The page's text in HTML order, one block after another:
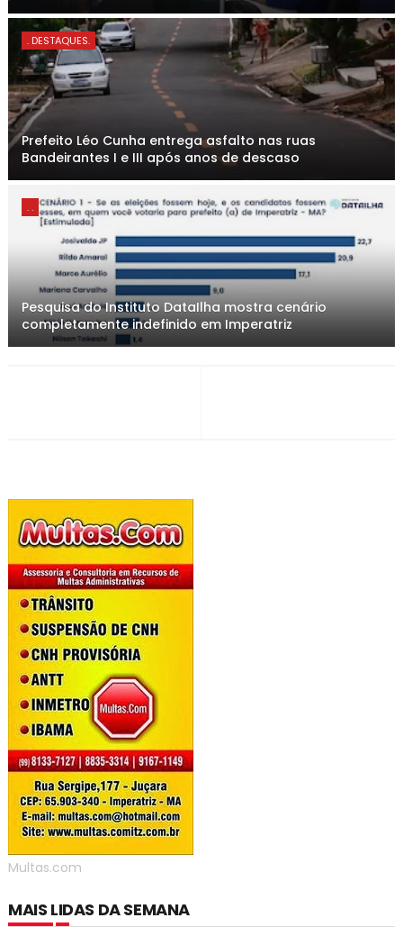
. DESTAQUES.
Prefeito Léo Cunha entrega asfalto nas ruas
Bandeirantes I e III após anos de descaso
. .
Pesquisa do Instituto DataIlha mostra cenário
completamente indefinido em Imperatriz
Multas.com
MAIS LIDAS DA SEMANA